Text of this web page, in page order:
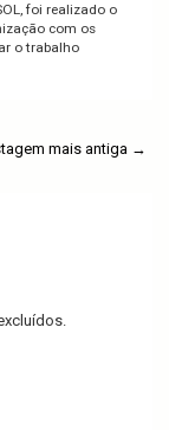
foi realizado o
com os
o trabalho
mais antiga →